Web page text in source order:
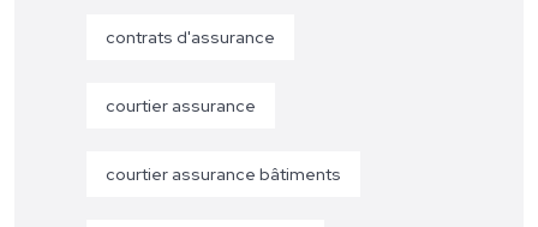
contrats d'assurance
courtier assurance
courtier assurance bâtiments